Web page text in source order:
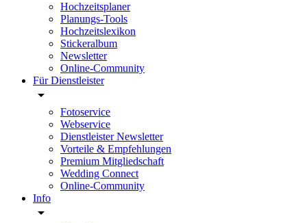
Hochzeitsplaner
Planungs-Tools
Hochzeitslexikon
Stickeralbum
Newsletter
Online-Community
Für Dienstleister
Fotoservice
Webservice
Dienstleister Newsletter
Vorteile & Empfehlungen
Premium Mitgliedschaft
Wedding Connect
Online-Community
Info